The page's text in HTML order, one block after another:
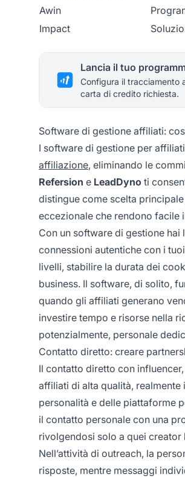
Awin
Impact
Lancia il tuo
Configura il tracciamento
carta di credito richiesta.
Software di gestione affiliati:
I software di gestione per
affiliazione, eliminando le
Refersion e LeadDyno ti
distingue come scelta
eccezionale che rendono facile
Con un software di gestione
connessioni autentiche con i
livelli, stabilire la durata dei
business. Il software, di solito,
quando gli affiliati generano
investire tempo e risorse nella
potenzialmente, personale
Contatto diretto: creare
Il contatto diretto con
affiliati di alta qualità,
personalità e delle piattaforme
il contatto personale con una
rivolgendosi solo a quei
Nell’attività di outreach, la
risposte, mentre messaggi